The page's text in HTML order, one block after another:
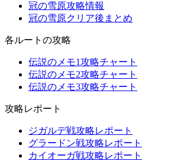
冠の雪原攻略情報
冠の雪原クリア後まとめ
各ルートの攻略
伝説のメモ1攻略チャート
伝説のメモ2攻略チャート
伝説のメモ3攻略チャート
攻略レポート
ジガルデ戦攻略レポート
グラードン戦攻略レポート
カイオーガ戦攻略レポート